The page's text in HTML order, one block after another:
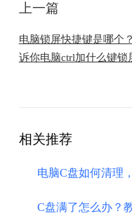
上一篇
电脑锁屏快捷键是哪个
诉你电脑ctrl加什么键锁
相关推荐
电脑C盘如何清理
C盘满了怎么办？